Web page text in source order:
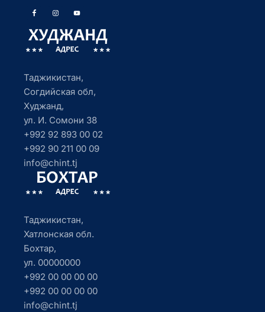
Таджикистан,
Согдийская обл,
Худжанд,
ул. И. Сомони 38
+992 92 893 00 02
+992 90 211 00 09
info@chint.tj
Таджикистан,
Хатлонская обл.
Бохтар,
ул. 00000000
+992 00 00 00 00
+992 00 00 00 00
info@chint.tj